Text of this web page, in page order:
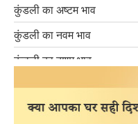
कुंडली का अष्टम भाव
कुंडली का नवम भाव
कुंडली का दशम भाव
कुंडली का एकादश भाव
कुंडली का द्वादश भाव